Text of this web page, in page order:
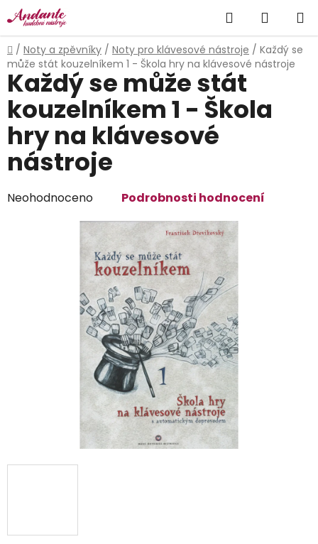
Přejít
na
obsah
Hledat
KOŠÍK
Domů
/ Noty a zpěvníky / Noty pro klávesové nástroje / Každý se
může stát kouzelníkem 1 - Škola hry na klávesové nástroje
Každý se může stát
kouzelníkem 1 - Škola
hry na klávesové
nástroje
Průměrné
Neohodnoceno Podrobnosti hodnocení